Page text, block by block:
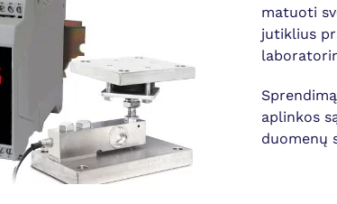
matuoti
jutiklius
aplinkos
duomenų